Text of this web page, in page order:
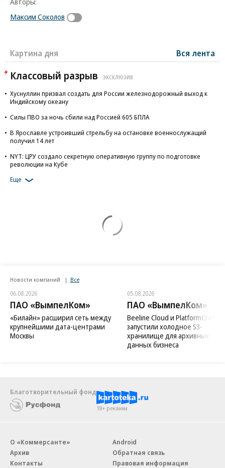
Максим Соколов
Картина дня Вся лента
Классовый разрыв ЭКСКЛЮЗИВ
Хуснуллин призвал создать для России железнодорожный выход к
Индийскому океану
Силы ПВО за ночь сбили над Россией 605 БПЛА
В Ярославле устроивший стрельбу на остановке военнослужащий
получил 14 лет
NYT: ЦРУ создало секретную оперативную группу по подготовке
революции на Кубе
Еще
Новости компаний Все
06.08.2026
ПАО «ВымпелКом»
«Билайн» расширил сеть между
крупнейшими дата-центрами
Москвы
05.08.2026
ПАО «ВымпелКом»
Beeline Cloud и PlatformCraft
запустили холодное S3-
хранилище для архивных
данных бизнеса
Благотворительный фонд
18+ реклама
О «Коммерсанте»
Архив
Контакты
Android
Обратная связь
Правовая информация